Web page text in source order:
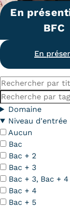
BFC
Nos
Quoi de
Contact
En
BFC
En
Rechercher
par
titre,
code
ROME,
code
du
diplôme
Mots-
clésDomaine
Niveau d'entrée
Aucun
Bac
Bac + 2
Bac + 3
Bac + 3, Bac + 4
Bac + 4
Bac + 5